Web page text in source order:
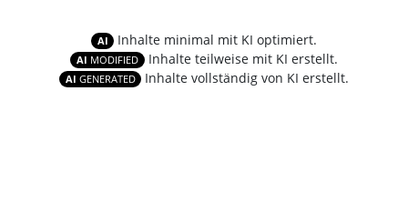
AI Inhalte minimal mit KI optimiert.
AI MODIFIED Inhalte teilweise mit KI erstellt.
AI GENERATED Inhalte vollständig von KI erstellt.